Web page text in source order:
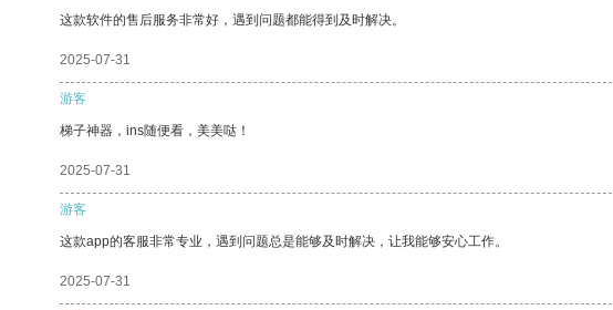
这款软件的售后服务非常好，遇到问题都能得到及时解决。
2025-07-31
游客
梯子神器，ins随便看，美美哒！
2025-07-31
游客
这款app的客服非常专业，遇到问题总是能够及时解决，让我能够安心工作。
2025-07-31